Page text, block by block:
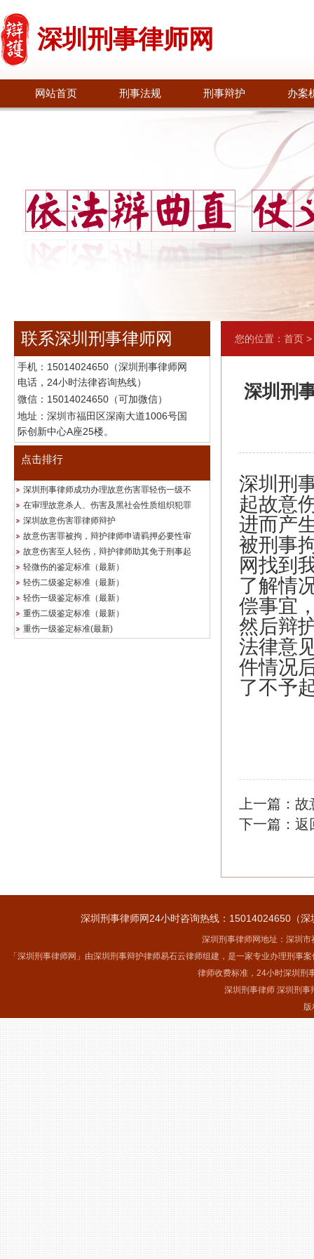
深圳刑事律师网
网站首页 刑事法规 刑事辩护 办案
联系深圳刑事律师网
手机： 15014024650（深圳刑事律师网
电话，24小时法律咨询热线）
微信：15014024650（可加微信）
地址：深圳市福田区深南大道1006号国
际创新中心A座25楼。
点击排行
深圳刑事律师成功办理故意伤害罪轻伤一级不
在审理故意杀人、伤害及黑社会性质组织犯罪
深圳故意伤害罪律师辩护
故意伤害罪被拘，辩护律师申请羁押必要性审
故意伤害至人轻伤，辩护律师助其免于刑事起
轻微伤的鉴定标准（最新）
轻伤二级鉴定标准（最新）
轻伤一级鉴定标准（最新）
重伤二级鉴定标准（最新）
重伤一级鉴定标准(最新)
您的位置： 首页 >
深圳刑
深圳刑
起故意
进而产
被刑事
网找到
了解情
偿事宜
然后辩
法律意
件情况
了不予
上一篇： 故
下一篇： 返
深圳刑事律师网24小时咨询热线：15014024650（
深圳刑事律师网地址：深圳
「深圳刑事律师网」由深圳刑事辩护律师易石云律师组建，是一家专业办理刑
律师收费标准，24小时深圳刑
深圳刑事律师 深圳刑